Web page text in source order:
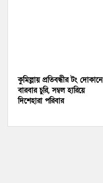
কুমিল্লায় প্রতিবন্ধীর টং দোকানে
বারবার চুরি, সম্বল হারিয়ে
দিশেহারা পরিবার